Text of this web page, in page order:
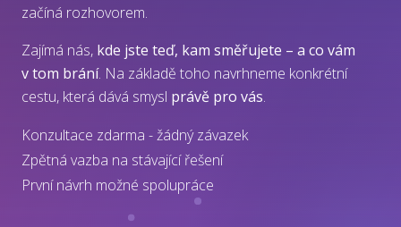
začíná rozhovorem.
Zajímá nás, kde jste teď, kam směřujete – a co vám
v tom brání. Na základě toho navrhneme konkrétní
cestu, která dává smysl právě pro vás.
Konzultace zdarma - žádný závazek
Zpětná vazba na stávající řešení
První návrh možné spolupráce